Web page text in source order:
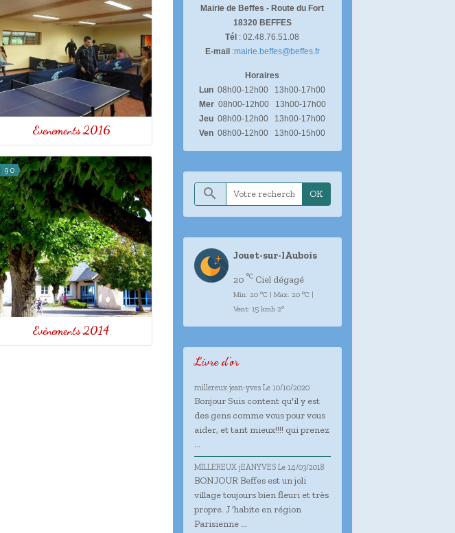
Evenements 2016
90
Evènements 2014
Mairie de Beffes - Route du Fort
18320 BEFFES
Tél : 02.48.76.51.08
E-mail :mairie.beffes@beffes.fr
Horaires
Lun08h00-12h00 13h00-17h00
Mer 08h00-12h00 13h00-17h00
Jeu 08h00-12h00 13h00-17h00
Ven08h00-12h00 13h00-15h00
OK
Jouet-sur-lAubois
20 °CCiel dégagé
Min: 20 °C | Max: 20 °C |
Vent: 15 kmh 2°
Livre d'or
millereux jean-yves Le 10/10/2020
Bonjour Suis content qu'il y est
des gens comme vous pour vous
aider, et tant mieux!!!! qui prenez
...
MILLEREUX jEANYVES Le 14/03/2018
BONJOUR Beffes est un joli
village toujours bien fleuri et très
propre. J 'habite en région
Parisienne ...